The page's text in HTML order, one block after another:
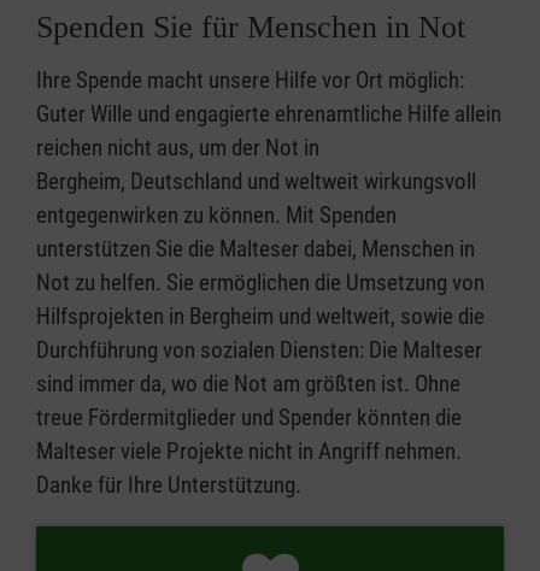
Spenden Sie für Menschen in Not
Ihre Spende macht unsere Hilfe vor Ort möglich:
Guter Wille und engagierte ehrenamtliche Hilfe allein
reichen nicht aus, um der Not in
Bergheim, Deutschland und weltweit wirkungsvoll
entgegenwirken zu können. Mit Spenden
unterstützen Sie die Malteser dabei, Menschen in
Not zu helfen. Sie ermöglichen die Umsetzung von
Hilfsprojekten in Bergheim und weltweit, sowie die
Durchführung von sozialen Diensten: Die Malteser
sind immer da, wo die Not am größten ist. Ohne
treue Fördermitglieder und Spender könnten die
Malteser viele Projekte nicht in Angriff nehmen.
Danke für Ihre Unterstützung.